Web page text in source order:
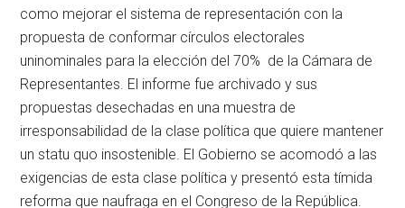
como mejorar el sistema de representación con la
propuesta de conformar círculos electorales
uninominales para la elección del 70% de la Cámara de
Representantes. El informe fue archivado y sus
propuestas desechadas en una muestra de
irresponsabilidad de la clase política que quiere mantener
un statu quo insostenible. El Gobierno se acomodó a las
exigencias de esta clase política y presentó esta tímida
reforma que naufraga en el Congreso de la República.